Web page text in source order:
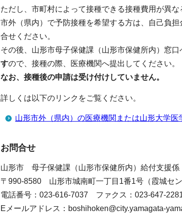
ただし、市町村によって接種できる接種費用が異
市外（県内）で予防接種を希望する方は、自己負
合せください。
その後、山形市母子保健課（山形市保健所内）窓口
すので、接種の際、医療機関へ提出してください。
なお、接種後の申請は受け付けしていません。
詳しくは以下のリンクをご覧ください。
山形市外（県内）の医療機関または山形大学
お問合せ
山形市 母子保健課（山形市保健所内）給付支援係
〒990-8580 山形市城南町一丁目1番1号（霞城セン
電話番号：023-616-7037 ファクス：023-647-
Eメールアドレス：boshihoken@city.yamagata-